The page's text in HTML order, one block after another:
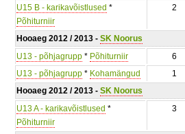
U15 B - karikavõistlused *
Põhiturniir
2
Hooaeg 2012 / 2013 - SK Noorus
U13 - põhjagrupp * Põhiturniir 6
U13 - põhjagrupp * Kohamängud 1
Hooaeg 2012 / 2013 - SK Noorus
U13 A - karikavõistlused *
Põhiturniir
3